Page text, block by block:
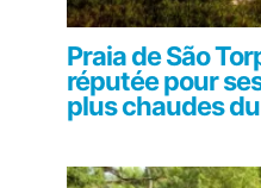
Praia de São
réputée pour
plus chaudes